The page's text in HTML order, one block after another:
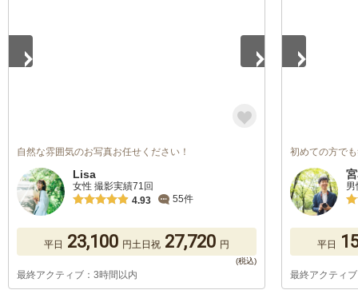
自然な雰囲気のお写真お任せください！
Lisa
女性 撮影実績71回
4.93
55件
平日 23,100 円土日祝 27,720 円
最終アクティブ：3時間以内
初めての方で
平日
最終アクティ